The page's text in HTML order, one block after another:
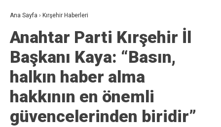
Ana Sayfa › Kırşehir Haberleri
Anahtar Parti Kırşehir İl
Başkanı Kaya: “Basın,
halkın haber alma
hakkının en önemli
güvencelerinden biridir”